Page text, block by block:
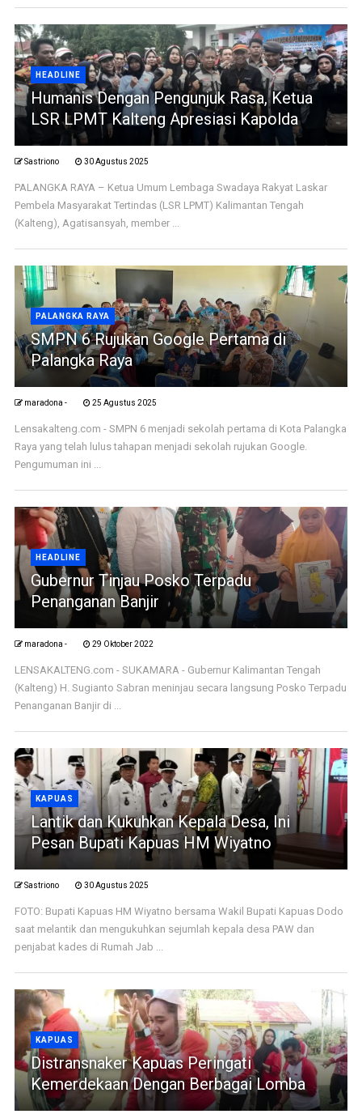
HEADLINE
Humanis Dengan Pengunjuk Rasa, Ketua
LSR LPMT Kalteng Apresiasi Kapolda
Sastriono 30 Agustus 2025
PALANGKA RAYA – Ketua Umum Lembaga Swadaya Rakyat Laskar
Pembela Masyarakat Tertindas (LSR LPMT) Kalimantan Tengah
(Kalteng), Agatisansyah, member ...
PALANGKA RAYA
SMPN 6 Rujukan Google Pertama di
Palangka Raya
maradona - 25 Agustus 2025
Lensakalteng.com - SMPN 6 menjadi sekolah pertama di Kota Palangka
Raya yang telah lulus tahapan menjadi sekolah rujukan Google.
Pengumuman ini ...
HEADLINE
Gubernur Tinjau Posko Terpadu
Penanganan Banjir
maradona - 29 Oktober 2022
LENSAKALTENG.com - SUKAMARA - Gubernur Kalimantan Tengah
(Kalteng) H. Sugianto Sabran meninjau secara langsung Posko Terpadu
Penanganan Banjir di ...
KAPUAS
Lantik dan Kukuhkan Kepala Desa, Ini
Pesan Bupati Kapuas HM Wiyatno
Sastriono 30 Agustus 2025
FOTO: Bupati Kapuas HM Wiyatno bersama Wakil Bupati Kapuas Dodo
saat melantik dan mengukuhkan sejumlah kepala desa PAW dan
penjabat kades di Rumah Jab ...
KAPUAS
Distransnaker Kapuas Peringati
Kemerdekaan Dengan Berbagai Lomba